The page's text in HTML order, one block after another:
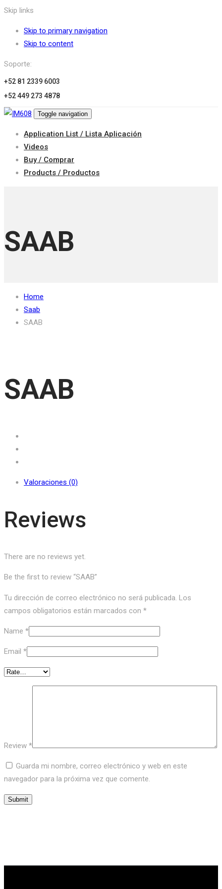
Skip links
Skip to primary navigation
Skip to content
Soporte:
+52 81 2339 6003
+52 449 273 4878
Toggle navigation
Application List / Lista Aplicación
Videos
Buy / Comprar
Products / Productos
SAAB
Home
Saab
SAAB
SAAB
Valoraciones (0)
Reviews
There are no reviews yet.
Be the first to review “SAAB”
Tu dirección de correo electrónico no será publicada. Los
campos obligatorios están marcados con *
Name *
Email *
Review *
Guarda mi nombre, correo electrónico y web en este
navegador para la próxima vez que comente.